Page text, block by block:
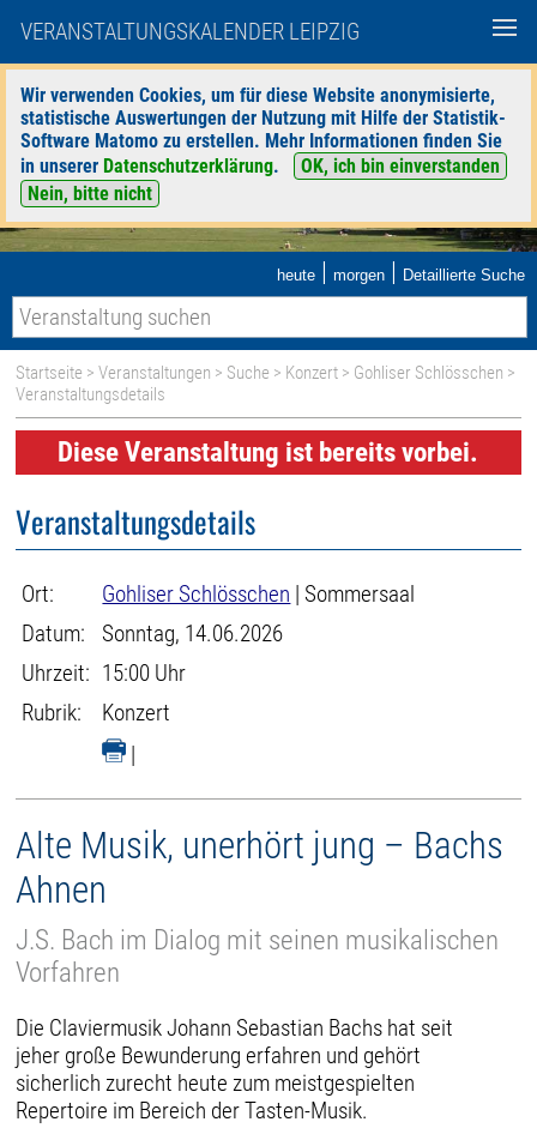
VERANSTALTUNGSKALENDER LEIPZIG
Wir verwenden Cookies, um für diese Website anonymisierte,
statistische Auswertungen der Nutzung mit Hilfe der Statistik-
Software Matomo zu erstellen. Mehr Informationen finden Sie
in unserer Datenschutzerklärung.
OK, ich bin einverstanden
Nein, bitte nicht
heute | morgen | Detaillierte Suche
Startseite >Veranstaltungen > Suche > Konzert > Gohliser Schlösschen >
Veranstaltungsdetails
Diese Veranstaltung ist bereits vorbei.
Veranstaltungsdetails
Ort: Gohliser Schlösschen | Sommersaal
Datum:
Sonntag, 14.06.2026
Uhrzeit: 15:00 Uhr
Rubrik:
Konzert
|
Alte Musik, unerhört jung – Bachs
Ahnen
J.S. Bach im Dialog mit seinen musikalischen
Vorfahren
Die Claviermusik Johann Sebastian Bachs hat seit
jeher große Bewunderung erfahren und gehört
sicherlich zurecht heute zum meistgespielten
Repertoire im Bereich der Tasten-Musik.